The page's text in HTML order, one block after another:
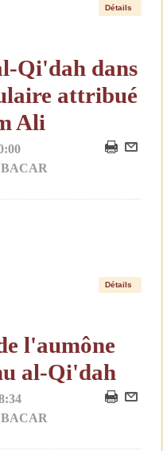
Détails
Qi'dah dans
attribué
Ali
Détails
l'aumône
al-Qi'dah